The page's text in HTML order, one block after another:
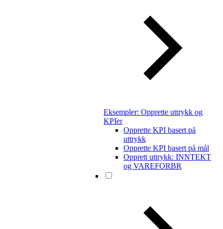
Eksempler: Opprette uttrykk og
KPIer
Opprette KPI basert på
uttrykk
Opprette KPI basert på mål
Opprett uttrykk: INNTEKT
og VAREFORBR